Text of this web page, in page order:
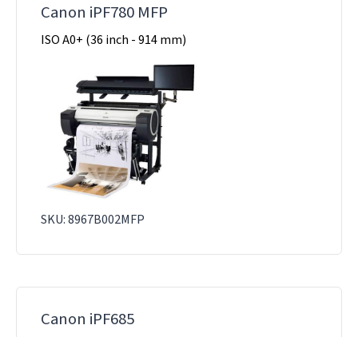
Canon iPF780 MFP
ISO A0+ (36 inch - 914 mm)
SKU: 8967B002MFP
Canon iPF685